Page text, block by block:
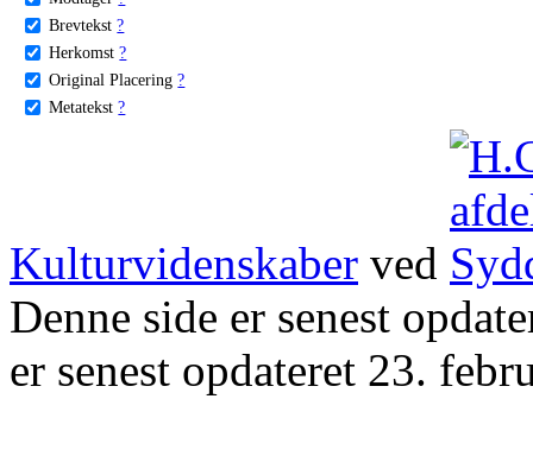
Brevtekst ?
Herkomst ?
Original Placering ?
Metatekst ?
Kulturvidenskaber ved
Denne side er senest
er senest opdateret 23.